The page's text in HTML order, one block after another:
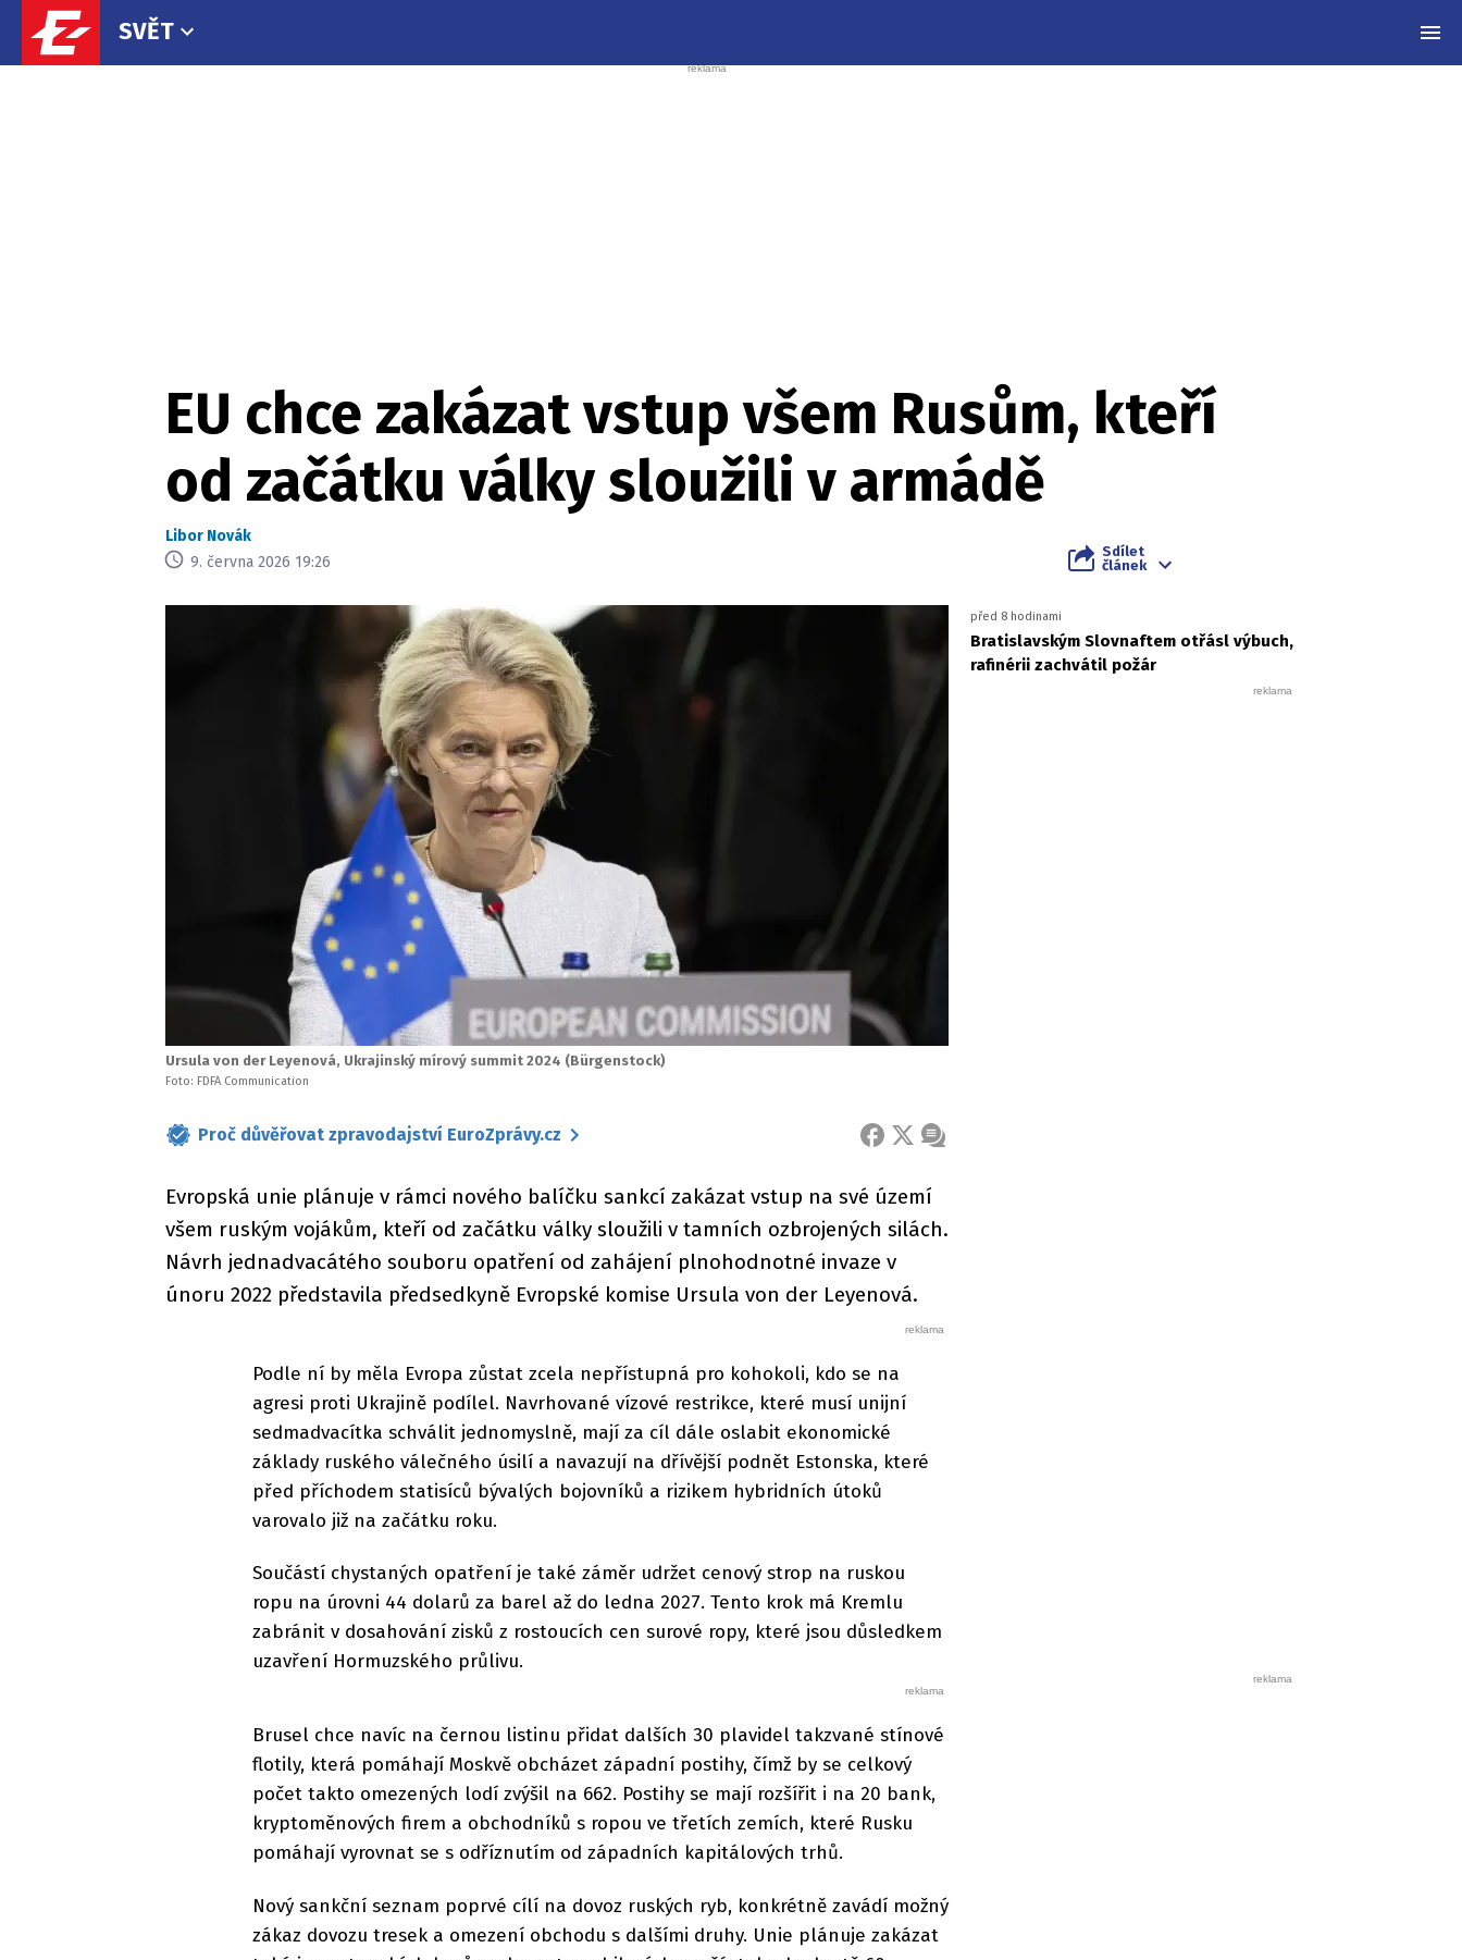
SVĚT
EU chce zakázat vstup všem Rusům, kteří
od začátku války sloužili v armádě
Libor Novák
9. června 2026 19:26
Sdílet
článek
Ursula von der Leyenová, Ukrajinský mírový summit 2024 (Bürgenstock)
Foto: FDFA Communication
Proč důvěřovat zpravodajství EuroZprávy.cz FACEBOOK
X ZPRÁVA
Evropská unie plánuje v rámci nového balíčku sankcí zakázat vstup na své území
všem ruským vojákům, kteří od začátku války sloužili v tamních ozbrojených silách.
Návrh jednadvacátého souboru opatření od zahájení plnohodnotné invaze v
únoru 2022 představila předsedkyně Evropské komise Ursula von der Leyenová.
Podle ní by měla Evropa zůstat zcela nepřístupná pro kohokoli, kdo se na
agresi proti Ukrajině podílel. Navrhované vízové restrikce, které musí unijní
sedmadvacítka schválit jednomyslně, mají za cíl dále oslabit ekonomické
základy ruského válečného úsilí a navazují na dřívější podnět Estonska, které
před příchodem statisíců bývalých bojovníků a rizikem hybridních útoků
varovalo již na začátku roku.
Součástí chystaných opatření je také záměr udržet cenový strop na ruskou
ropu na úrovni 44 dolarů za barel až do ledna 2027. Tento krok má Kremlu
zabránit v dosahování zisků z rostoucích cen surové ropy, které jsou důsledkem
uzavření Hormuzského průlivu.
Brusel chce navíc na černou listinu přidat dalších 30 plavidel takzvané stínové
flotily, která pomáhají Moskvě obcházet západní postihy, čímž by se celkový
počet takto omezených lodí zvýšil na 662. Postihy se mají rozšířit i na 20 bank,
kryptoměnových firem a obchodníků s ropou ve třetích zemích, které Rusku
pomáhají vyrovnat se s odříznutím od západních kapitálových trhů.
Nový sankční seznam poprvé cílí na dovoz ruských ryb, konkrétně zavádí možný
zákaz dovozu tresek a omezení obchodu s dalšími druhy. Unie plánuje zakázat
před 8 hodinami
Bratislavským Slovnaftem otřásl výbuch,
rafinérii zachvátil požár